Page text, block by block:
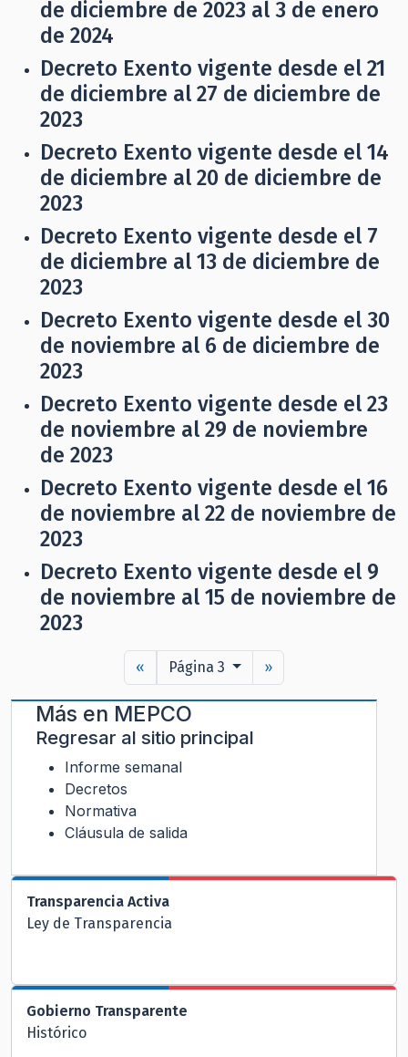
de diciembre de 2023 al 3 de enero
de 2024
Decreto Exento vigente desde el 21
de diciembre al 27 de diciembre de
2023
Decreto Exento vigente desde el 14
de diciembre al 20 de diciembre de
2023
Decreto Exento vigente desde el 7
de diciembre al 13 de diciembre de
2023
Decreto Exento vigente desde el 30
de noviembre al 6 de diciembre de
2023
Decreto Exento vigente desde el 23
de noviembre al 29 de noviembre
de 2023
Decreto Exento vigente desde el 16
de noviembre al 22 de noviembre de
2023
Decreto Exento vigente desde el 9
de noviembre al 15 de noviembre de
2023
« Página 3 »
Más en MEPCO
Regresar al sitio principal
Informe semanal
Decretos
Normativa
Cláusula de salida
Transparencia Activa
Ley de Transparencia
Gobierno Transparente
Histórico